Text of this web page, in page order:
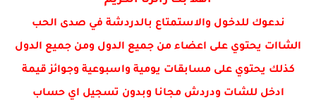
ندعوك للدخول والاستمتاع بالدردشة في صدى الحب
الشاات يحتوي على اعضاء من جميع الدول ومن جميع الدول
كذلك يحتوي على مسابقات يومية واسبوعية وجوائز قيمة
ادخل للشات ودردش مجانا وبدون تسجيل اي حساب